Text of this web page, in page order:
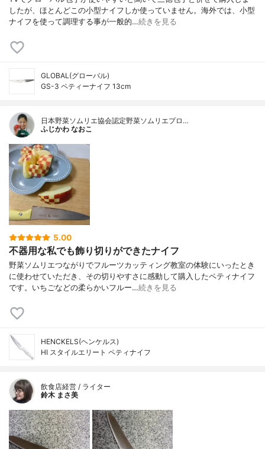
したが、ほとんどこの小型ナイフしか使っていません。海外では、小型
ナイフを使って調理する事が一般的…続きを見る
GLOBAL(グローバル)
GS-3 ペティーナイフ 13cm
日本野菜ソムリエ協会認定野菜ソムリエプロ…
ふじかわ なおこ
5.00
不器用な私でも飾り切りができたナイフ
野菜ソムリエつながりでフルーツカッティング教室の体験にいったとき
に使わせていただき、その切りやすさに感動して購入したペティナイフ
です。いちごなどの柔らかいフルー…続きを見る
HENCKELS(ヘンケルス)
HI スタイルエリート ペティナイフ
飲食店経営 / ライター
鈴木 まさ美